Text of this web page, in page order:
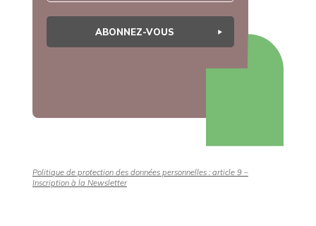
ABONNEZ-VOUS
Politique de protection des données personnelles : article 9 –
Inscription à la Newsletter